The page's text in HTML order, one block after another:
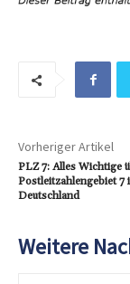
Vorheriger Artikel
PLZ 7: Alles Wichtige
Postleitzahlengebiet 7
Deutschland
Weitere